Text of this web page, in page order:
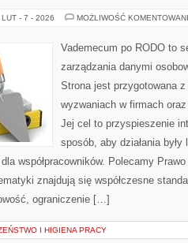
LUT - 7 - 2026 MOŻLIWOŚĆ
Vademecum po RODO to
zarządzania danymi
Strona jest przygotowana
wyzwaniach w firmach
Jej cel to przyspieszenie
sposób, aby działania były
współpracowników. Polecamy
znajdują się współczesne
ograniczenie […]
I HIGIENA PRACY